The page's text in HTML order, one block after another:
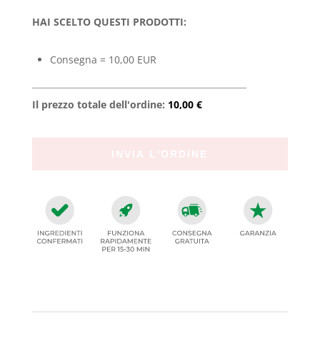
HAI SCELTO QUESTI PRODOTTI:
Consegna = 10,00 EUR
Il prezzo totale dell'ordine: 10,00 €